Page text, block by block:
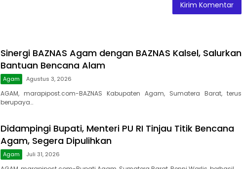
Sinergi BAZNAS Agam dengan BAZNAS Kalsel, Salurkan
Bantuan Bencana Alam
Agam Agustus 3, 2026
AGAM, marapipost.com-BAZNAS Kabupaten Agam, Sumatera Barat, terus
berupaya…
Didampingi Bupati, Menteri PU RI Tinjau Titik Bencana
Agam, Segera Dipulihkan
Agam Juli 31, 2026